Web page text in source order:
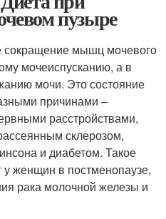
пузыре
сокращение мышц мочевого
мочеиспусканию, а в
мочи. Это состояние
причинами –
расстройствами,
склерозом,
и диабетом. Такое
у женщин в постменопаузе,
рака молочной железы и